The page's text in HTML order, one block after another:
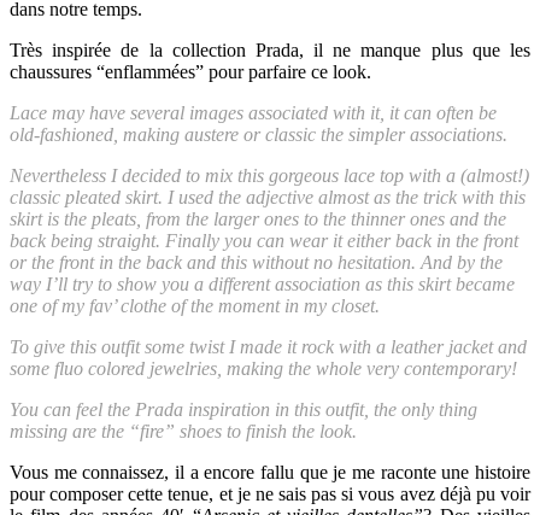
dans notre temps.
Très inspirée de la collection Prada, il ne manque plus que les
chaussures “enflammées” pour parfaire ce look.
Lace may have several images associated with it, it can often be
old-fashioned, making austere or classic the simpler associations.
Nevertheless I decided to mix this gorgeous lace top with a (almost!)
classic pleated skirt. I used the adjective almost as the trick with this
skirt is the pleats, from the larger ones to the thinner ones and the
back being straight. Finally you can wear it either back in the front
or the front in the back and this without no hesitation. And by the
way I’ll try to show you a different association as this skirt became
one of my fav’ clothe of the moment in my closet.
To give this outfit some twist I made it rock with a leather jacket and
some fluo colored jewelries, making the whole very contemporary!
You can feel the Prada inspiration in this outfit, the only thing
missing are the “fire” shoes to finish the look.
Vous me connaissez, il a encore fallu que je me raconte une histoire
pour composer cette tenue, et je ne sais pas si vous avez déjà pu voir